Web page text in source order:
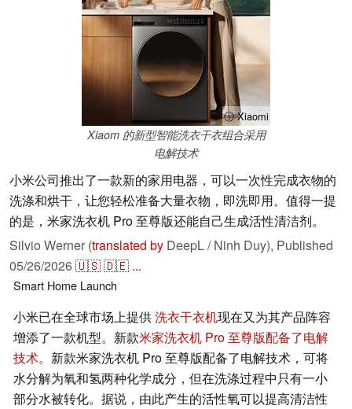
ⓘ Xiaomi
Xiaom 的新型智能洗衣干衣组合采用
电解技术
小米公司推出了一款新的家用电器，可以一次性完成衣物的
洗涤和烘干，让您轻松准备大量衣物，即洗即用。值得一提
的是，米家洗衣机 Pro 至尊版还能自己生成活性清洁剂。
Silvio Werner (translated by DeepL / Ninh Duy), Published
05/26/2026🇺🇸🇩🇪 ...
Smart Home Launch
小米已在全球市场上提供洗衣干衣机现在又为其产品阵容
增添了一款机型。新款米家洗衣机 Pro 至尊版配备了电解
技术。 新款米家洗衣机 Pro 至尊版配备了电解技术，可将
水分解为氧和氢两种化学成分，但在洗涤过程中只有一小
部分水被转化。据说，由此产生的活性氧可以提高清洁性